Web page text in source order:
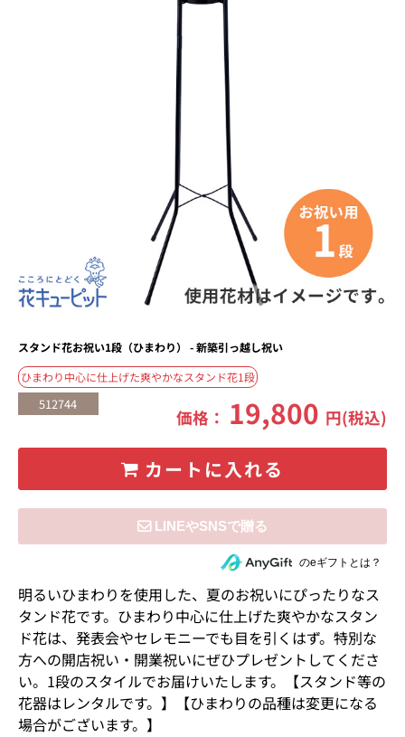
スタンド花お祝い1段（ひまわり） - 新築引っ越し祝い
ひまわり中心に仕上げた爽やかなスタンド花1段
512744
価格： 19,800 円(税込)
カートに入れる
住所を知らない相手にeギフトで贈るのeギフトとは？
明るいひまわりを使用した、夏のお祝いにぴったりなス
タンド花です。ひまわり中心に仕上げた爽やかなスタン
ド花は、発表会やセレモニーでも目を引くはず。特別な
方への開店祝い・開業祝いにぜひプレゼントしてくださ
い。1段のスタイルでお届けいたします。【スタンド等の
花器はレンタルです。】【ひまわりの品種は変更になる
場合がございます。】